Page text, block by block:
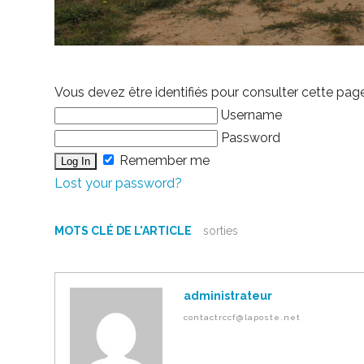
Vous devez être identifiés pour consulter cette
Username
Password
Remember me
Lost your password?
MOTS CLÉ DE L'ARTICLE sorties
administrateur
contactrccf@laposte.net